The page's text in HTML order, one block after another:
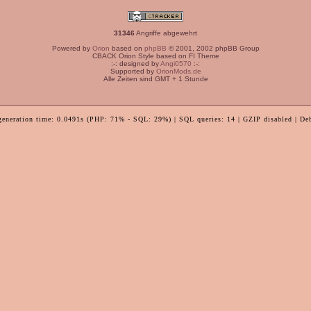
31346 Angriffe abgewehrt
Powered by Orion based on phpBB © 2001, 2002 phpBB Group
CBACK Orion Style based on FI Theme
:-: designed byAngi0570 :-:
Supported by OrionMods.de
Alle Zeiten sind GMT + 1 Stunde
time: 0.0491s (PHP: 71% - SQL: 29%) | SQL queries: 14 | GZIP disabled |